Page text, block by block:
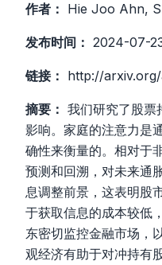
作者： Hie Joo Ahn,
发布时间： 2024-07-
链接： http://arxiv.org/
摘要： 我们研究了股票
影响。家庭的注意力是
确性来衡量的。相对于
预测和回溯，对未来通
息调整前景，这表明股
于获取信息的成本较低
东密切监控金融市场，
观经济有助于对冲持有